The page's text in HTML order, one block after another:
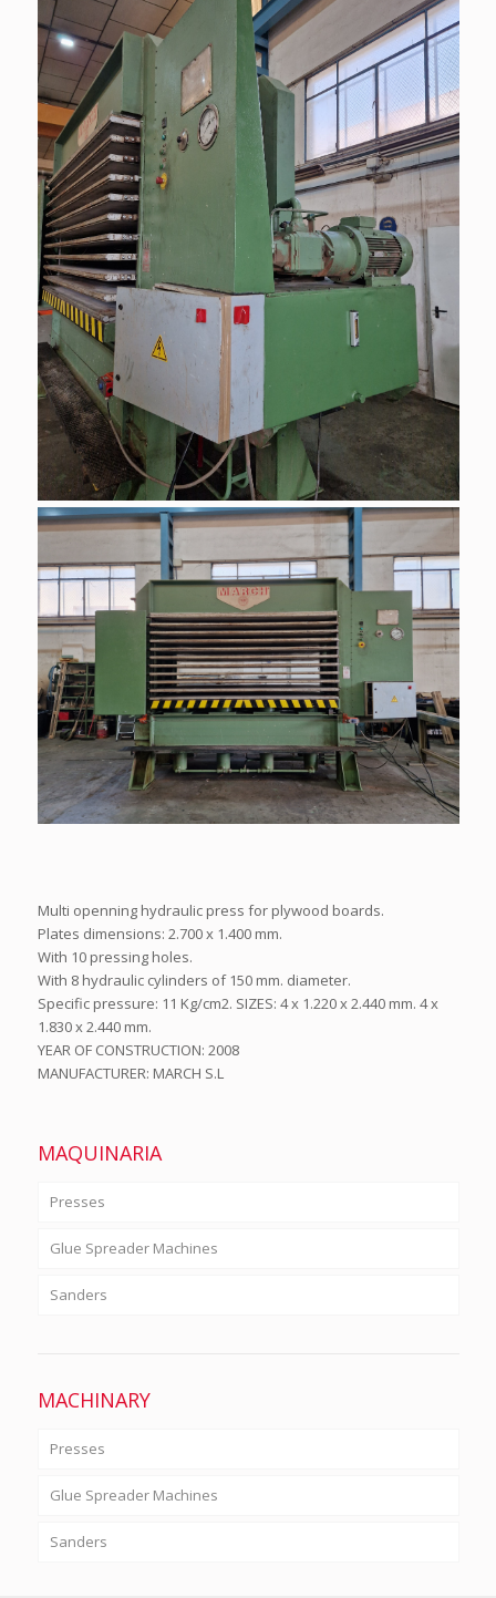
Multi openning hydraulic press for plywood boards.
Plates dimensions: 2.700 x 1.400 mm.
With 10 pressing holes.
With 8 hydraulic cylinders of 150 mm. diameter.
Specific pressure: 11 Kg/cm2. SIZES: 4 x 1.220 x 2.440 mm. 4 x
1.830 x 2.440 mm.
YEAR OF CONSTRUCTION: 2008
MANUFACTURER: MARCH S.L
MAQUINARIA
Presses
Glue Spreader Machines
Sanders
MACHINARY
Presses
Glue Spreader Machines
Sanders